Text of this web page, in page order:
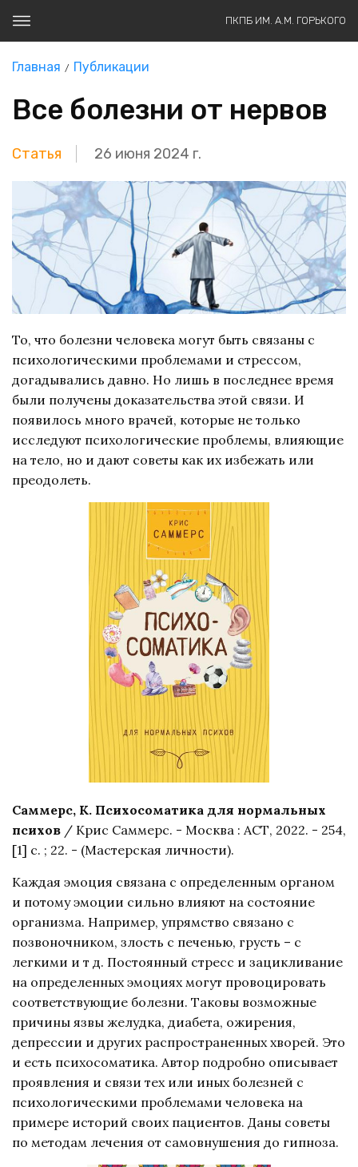
ПКПБ ИМ. А.М. ГОРЬКОГО
Главная Публикации
Все болезни от нервов
Статья 26 июня 2024 г.
То, что болезни человека могут быть связаны с
психологическими проблемами и стрессом,
догадывались давно. Но лишь в последнее время
были получены доказательства этой связи. И
появилось много врачей, которые не только
исследуют психологические проблемы, влияющие
на тело, но и дают советы как их избежать или
преодолеть.
Саммерс, К. Психосоматика для нормальных
психов / Крис Саммерс. - Москва : АСТ, 2022. - 254,
[1] с. ; 22. - (Мастерская личности).
Каждая эмоция связана с определенным органом
и потому эмоции сильно влияют на состояние
организма. Например, упрямство связано с
позвоночником, злость с печенью, грусть – с
легкими и т д. Постоянный стресс и зацикливание
на определенных эмоциях могут провоцировать
соответствующие болезни. Таковы возможные
причины язвы желудка, диабета, ожирения,
депрессии и других распространенных хворей. Это
и есть психосоматика. Автор подробно описывает
проявления и связи тех или иных болезней с
психологическими проблемами человека на
примере историй своих пациентов. Даны советы
по методам лечения от самовнушения до гипноза.